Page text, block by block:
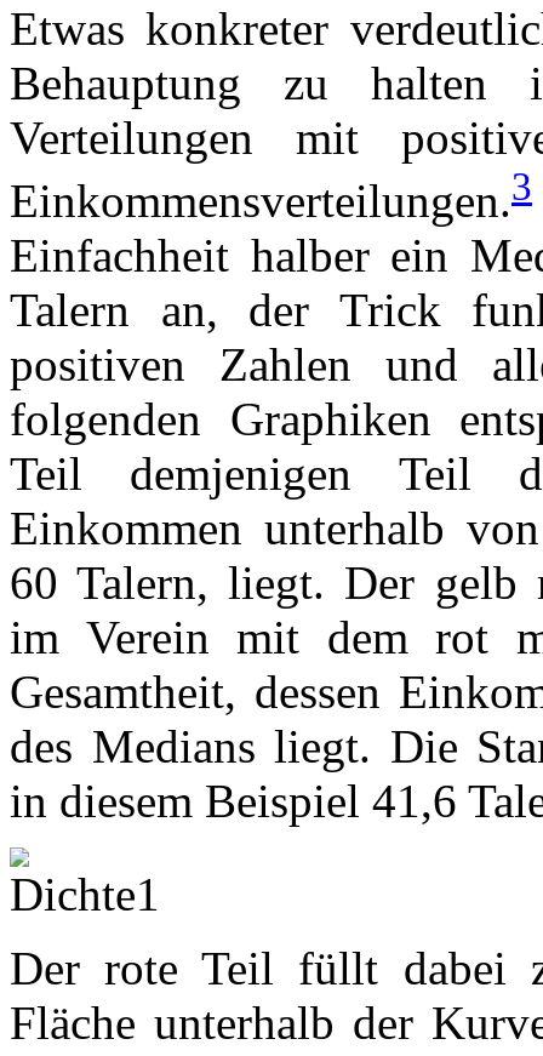
Etwas konkreter
Behauptung zu halten
Verteilungen mit
Einkommensverteilungen.3
Einfachheit halber ein
Talern an, der Trick
positiven Zahlen und
folgenden Graphiken
Teil demjenigen Teil
Einkommen unterhalb
60 Talern, liegt. Der gelb
im Verein mit dem rot
Gesamtheit, dessen
des Medians liegt. Die
in diesem Beispiel 41,6
Der rote Teil füllt dabei
Fläche unterhalb der